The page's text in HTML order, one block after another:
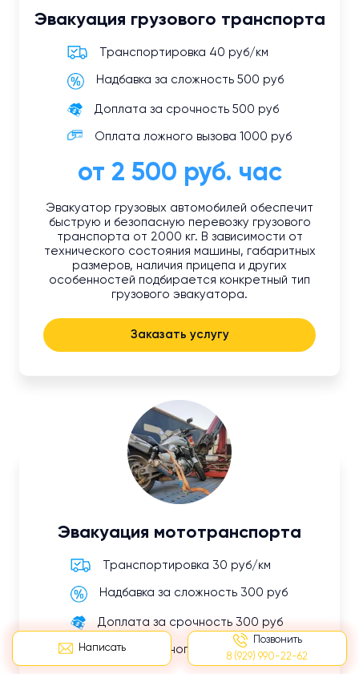
Написать
Позвонить
8 (929) 990-22-62
Эвакуация грузового транспорта
Транспортировка 40 руб/км
Надбавка за сложность 500 руб
Доплата за срочность 500 руб
Оплата ложного вызова 1000 руб
от 2 500 руб. час
Эвакуатор грузовых автомобилей обеспечит
быструю и безопасную перевозку грузового
транспорта от 2000 кг. В зависимости от
технического состояния машины, габаритных
размеров, наличия прицепа и других
особенностей подбирается конкретный тип
грузового эвакуатора.
Заказать услугу
Эвакуация мототранспорта
Транспортировка 30 руб/км
Надбавка за сложность 300 руб
Доплата за срочность 300 руб
Оплата ложного вызова 500 руб